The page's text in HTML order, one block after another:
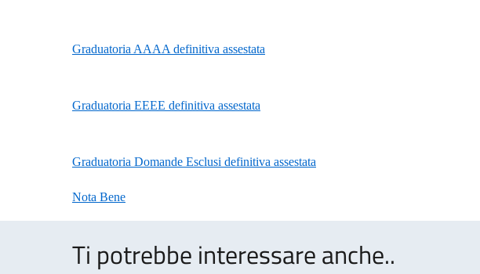
Graduatoria AAAA definitiva assestata
Graduatoria EEEE definitiva assestata
Graduatoria Domande Esclusi definitiva assestata
Nota Bene
Ti potrebbe interessare anche..